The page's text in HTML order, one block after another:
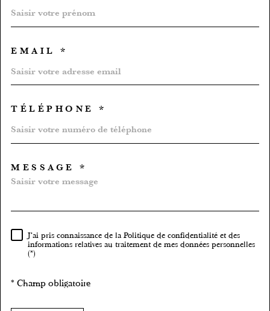
EMAIL *
TÉLÉPHONE *
MESSAGE *
RÈGLEMENTATION
J'ai pris connaissance de la Politique de confidentialité et des
informations relatives au traitement de mes données personnelles
(*)
* Champ obligatoire